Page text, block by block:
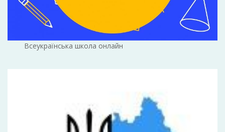
Всеукраїнська школа онлайн